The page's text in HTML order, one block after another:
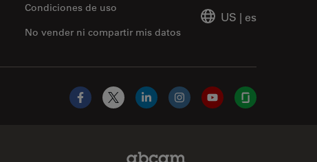
No vender ni compartir mis datos
Condiciones de uso
US | es
Facebook
X LinkedInInstagramYouTubeGlassdoor